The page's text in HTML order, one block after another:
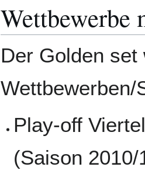
Wettbewerbe
Der Golden
Wettbewerben/
Play-off
(Saison 2010/